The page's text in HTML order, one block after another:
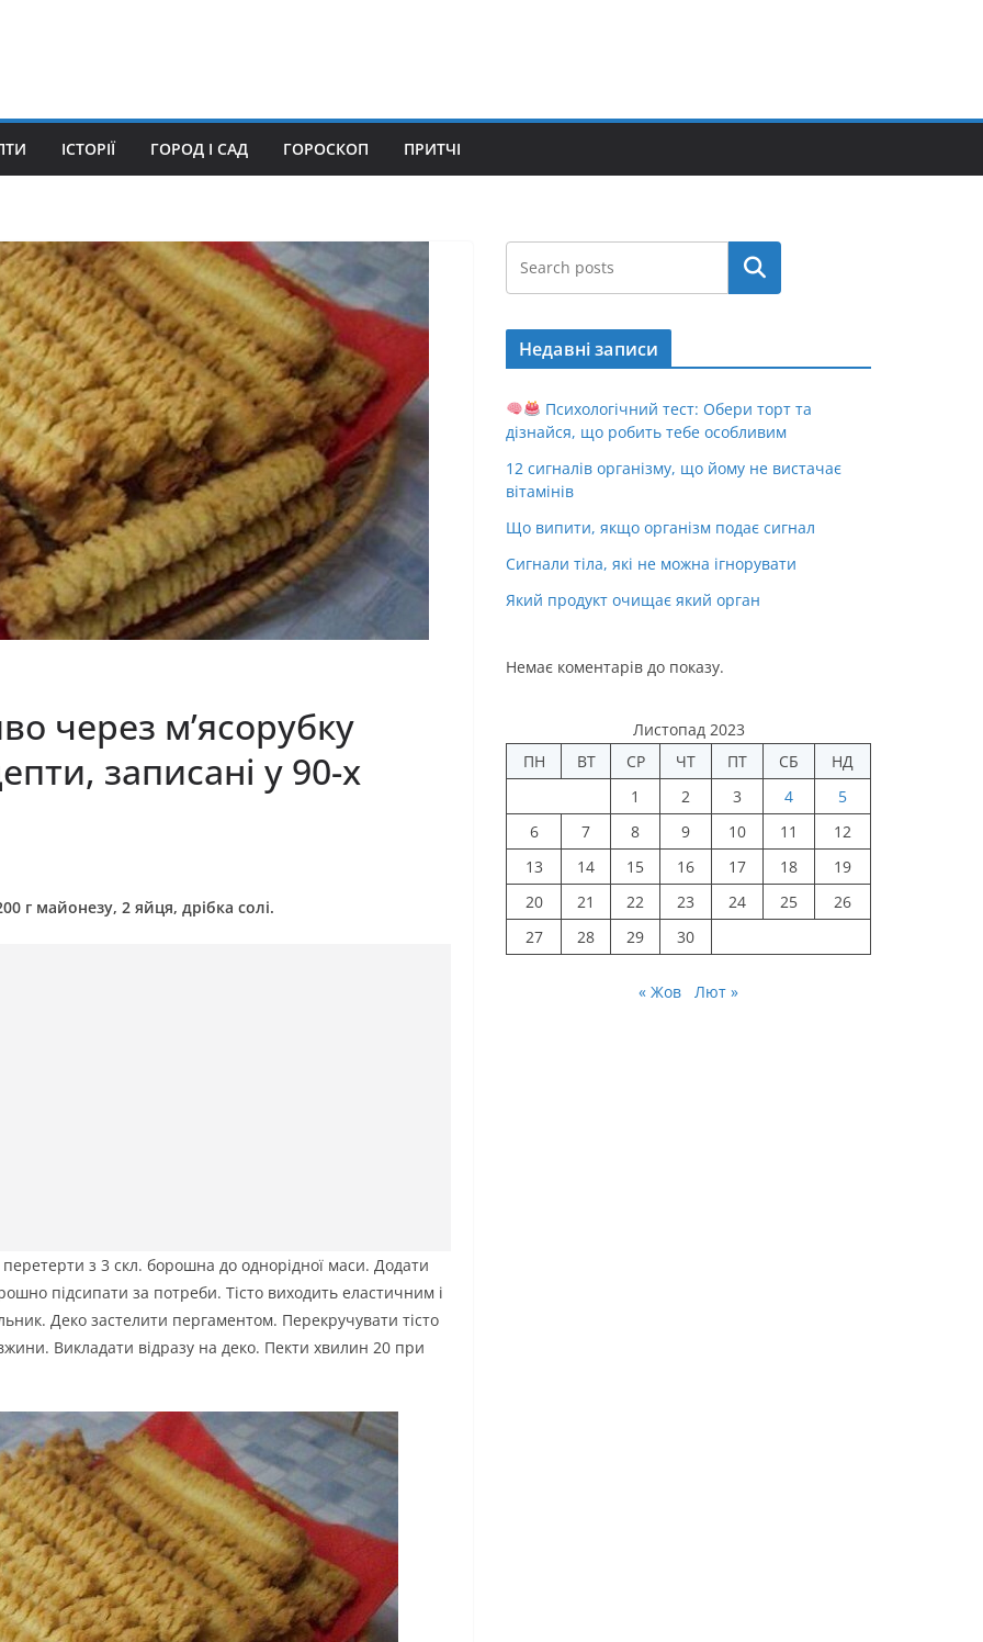
ІСТОРІЇ ГОРОД І САД ГОРОСКОП ПРИТЧІ
через м’ясорубку
записані у 90-х
г майонезу, 2 яйця, дрібка солі.
з 3 скл. борошна до однорідної маси. Додати
підсипати за потреби. Тісто виходить еластичним і
Деко застелити пергаментом. Перекручувати тісто
Викладати відразу на деко. Пекти хвилин 20 при
Пошук
Недавні записи
Психологічний тест: Обери торт та
дізнайся, що робить тебе особливим
12 сигналів організму, що йому не вистачає
вітамінів
Що випити, якщо організм подає сигнал
Сигнали тіла, які не можна ігнорувати
Який продукт очищає який орган
Немає коментарів до показу.
Листопад 2023
ПН
ВТ СР ЧТ ПТ СБ
НД
1
2 3 4
5
6
7 8 9 10 11
12
13
14 15 16 17 18
19
20
21 22 23 24 25
26
27
28 29 30
« Жов Лют »